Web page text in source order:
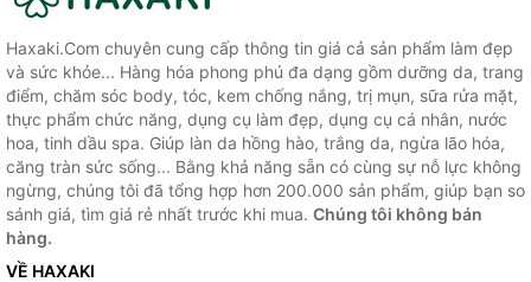
Haxaki.Com chuyên cung cấp thông tin giá cả sản phẩm làm đẹp
và sức khỏe... Hàng hóa phong phú đa dạng gồm dưỡng da, trang
điểm, chăm sóc body, tóc, kem chống nắng, trị mụn, sữa rửa mặt,
thực phẩm chức năng, dụng cụ làm đẹp, dụng cụ cá nhân, nước
hoa, tinh dầu spa. Giúp làn da hồng hào, trắng da, ngừa lão hóa,
căng tràn sức sống... Bằng khả năng sẵn có cùng sự nỗ lực không
ngừng, chúng tôi đã tổng hợp hơn 200.000 sản phẩm, giúp bạn so
sánh giá, tìm giá rẻ nhất trước khi mua. Chúng tôi không bán
hàng.
VỀ HAXAKI